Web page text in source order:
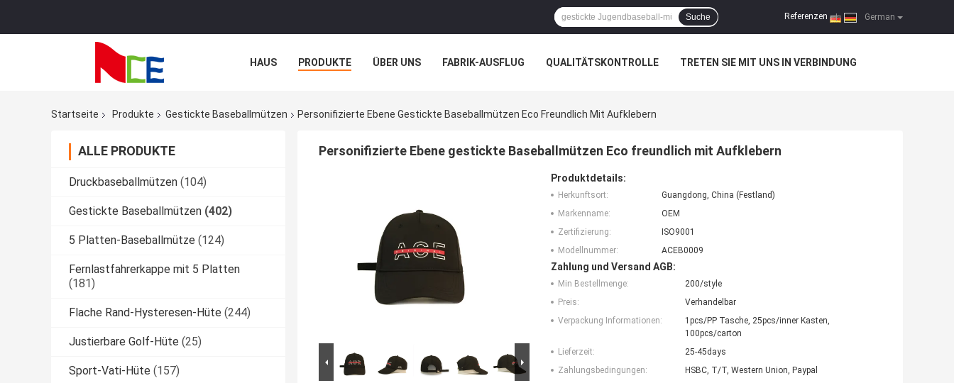
German
Referenzen |
Suche
HAUS PRODUKTE ÜBER UNS FABRIK-AUSFLUG QUALITÄTSKONTROLLE TRETEN SIE MIT UNS IN VERBINDUNG
Startseite
Produkte Gestickte Baseballmützen Personifizierte Ebene Gestickte Baseballmützen Eco Freundlich Mit Aufklebern
ALLE PRODUKTE
Druckbaseballmützen (104)
Gestickte Baseballmützen (402)
5 Platten-Baseballmütze (124)
Fernlastfahrerkappe mit 5 Platten
(181)
Flache Rand-Hysteresen-Hüte (244)
Justierbare Golf-Hüte (25)
Sport-Vati-Hüte (157)
Personifizierte Ebene gestickte Baseballmützen Eco freundlich mit Aufklebern
Produktdetails:
Herkunftsort:
Guangdong, China (Festland)
Markenname:
OEM
Zertifizierung:
ISO9001
Modellnummer:
ACEB0009
Zahlung und Versand AGB:
Min Bestellmenge:
200/style
Preis:
Verhandelbar
Verpackung Informationen:
1pcs/PP Tasche, 25pcs/inner Kasten,
100pcs/carton
Lieferzeit:
25-45days
Zahlungsbedingungen:
HSBC, T/T, Western Union, Paypal